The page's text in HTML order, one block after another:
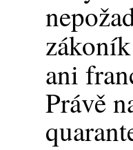
ani
Právě